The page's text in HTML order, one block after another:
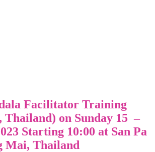
Facilitator Training
Thailand) on Sunday 15 –
Starting 10:00 at San Pa
Mai, Thailand